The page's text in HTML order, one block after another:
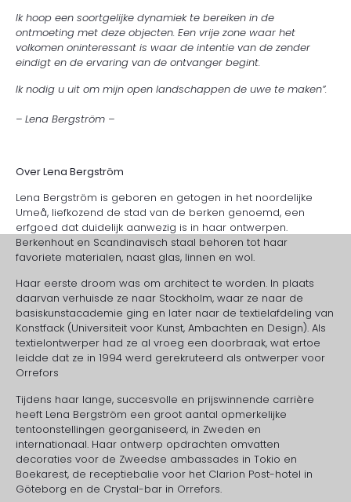
Ik hoop een soortgelijke dynamiek te bereiken in de
ontmoeting met deze objecten. Een vrije zone waar het
volkomen oninteressant is waar de intentie van de zender
eindigt en de ervaring van de ontvanger begint.
Ik nodig u uit om mijn open landschappen de uwe te maken”.
– Lena Bergström –
Over Lena Bergström
Lena Bergström is geboren en getogen in het noordelijke
Umeå, liefkozend de stad van de berken genoemd, een
erfgoed dat duidelijk aanwezig is in haar ontwerpen.
Berkenhout en Scandinavisch staal behoren tot haar
favoriete materialen, naast glas, linnen en wol.
Haar eerste droom was om architect te worden. In plaats
daarvan verhuisde ze naar Stockholm, waar ze naar de
basiskunstacademie ging en later naar de textielafdeling van
Konstfack (Universiteit voor Kunst, Ambachten en Design). Als
textielontwerper had ze al vroeg een doorbraak, wat ertoe
leidde dat ze in 1994 werd gerekruteerd als ontwerper voor
Orrefors
Tijdens haar lange, succesvolle en prijswinnende carrière
heeft Lena Bergström een ​​groot aantal opmerkelijke
tentoonstellingen georganiseerd, in Zweden en
internationaal. Haar ontwerp opdrachten omvatten
decoraties voor de Zweedse ambassades in Tokio en
Boekarest, de receptiebalie voor het Clarion Post-hotel in
Göteborg en de Crystal-bar in Orrefors.